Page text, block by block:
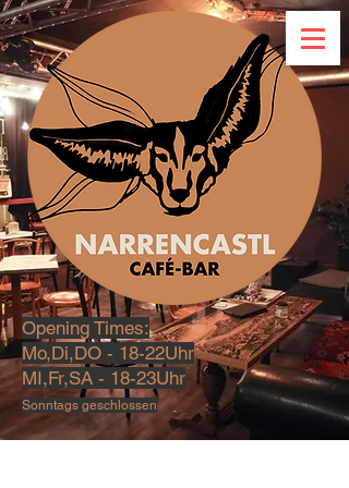
Opening Times:
Mo,Di,DO - 18-22Uhr
MI,Fr,SA - 18-23Uhr
Sonntags geschlossen